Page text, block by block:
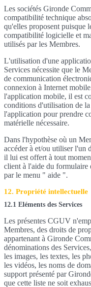
Les sociétés Gironde
compatibilité technique
qu'elles proposent puisque
compatibilité logicielle et
utilisés par les Membres.
L'utilisation d'une
Services nécessite que le
de communication
connexion à Internet
l'application mobile, il est
conditions d'utilisation de
l'application pour prendre
matérielle nécessaire.
Dans l'hypothèse où un
accéder à et/ou utiliser l'un
il lui est offert à tout
client à l'aide du formulaire
par le menu " aide ".
12. Propriété intellectuelle
12.1 Eléments des Services
Les présentes CGUV
Membres, des droits de
appartenant à Gironde
dénominations des
les images, les textes, les
les vidéos, les noms de
support présenté par
que cette liste ne soit